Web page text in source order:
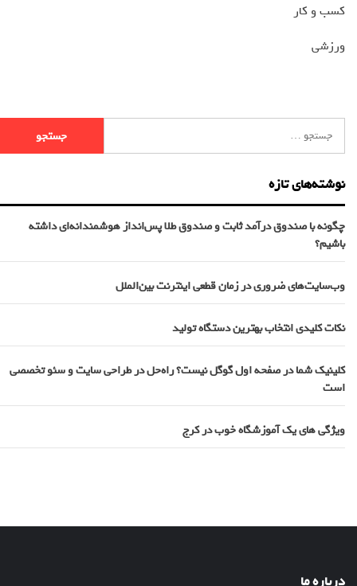
کسب و کار
ورزشی
نوشته‌های تازه
چگونه با صندوق درآمد ثابت و صندوق طلا پس‌انداز هوشمندانه‌ای داشته
باشیم؟
وب‌سایت‌های ضروری در زمان قطعی اینترنت بین‌الملل
نکات کلیدی انتخاب بهترین دستگاه تولید
کلینیک شما در صفحه اول گوگل نیست؟ راه‌حل در طراحی سایت و سئو تخصصی
است
ویژگی های یک آموزشگاه خوب در کرج
درباره ما